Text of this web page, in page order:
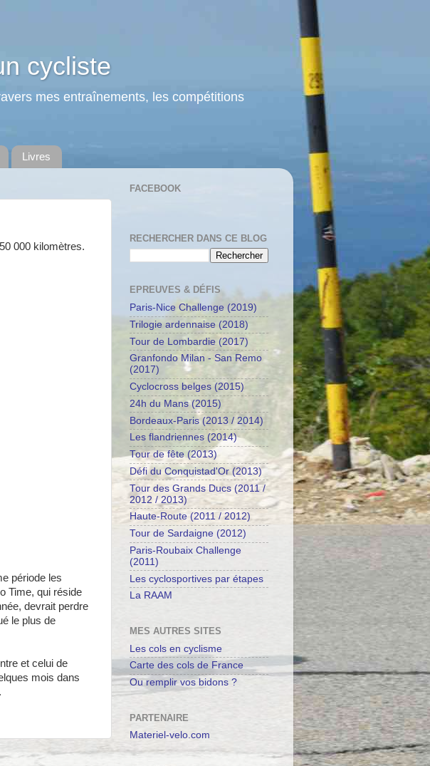
cycliste
mes entraînements, les compétitions
Livres
000 kilomètres.
période les
Time, qui réside
devrait perdre
le plus de
et celui de
mois dans
FACEBOOK
RECHERCHER DANS CE BLOG
EPREUVES & DÉFIS
Paris-Nice Challenge (2019)
Trilogie ardennaise (2018)
Tour de Lombardie (2017)
Granfondo Milan - San Remo
(2017)
Cyclocross belges (2015)
24h du Mans (2015)
Bordeaux-Paris (2013 / 2014)
Les flandriennes (2014)
Tour de fête (2013)
Défi du Conquistad'Or (2013)
Tour des Grands Ducs (2011 /
2012 / 2013)
Haute-Route (2011 / 2012)
Tour de Sardaigne (2012)
Paris-Roubaix Challenge
(2011)
Les cyclosportives par étapes
La RAAM
MES AUTRES SITES
Les cols en cyclisme
Carte des cols de France
Ou remplir vos bidons ?
PARTENAIRE
Materiel-velo.com